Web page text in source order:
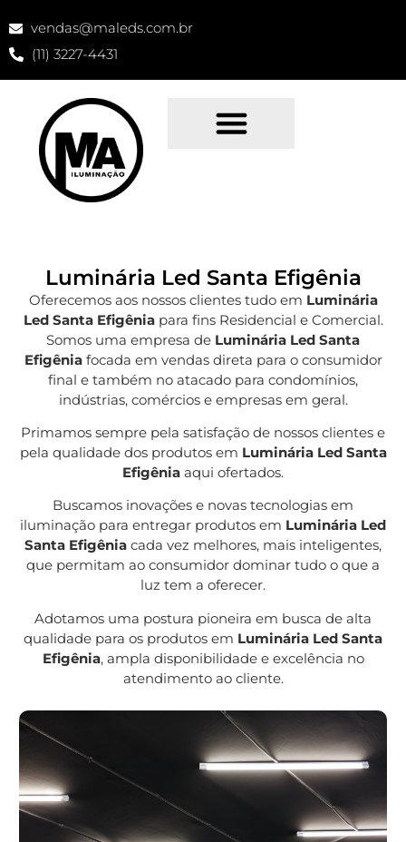
vendas@maleds.com.br
(11) 3227-4431
Luminária Led Santa Efigênia
Oferecemos aos nossos clientes tudo em Luminária
Led Santa Efigêniapara fins Residencial e Comercial.
Somos uma empresa de Luminária Led Santa
Efigêniafocada em vendas direta para o consumidor
final e também no atacado para condomínios,
indústrias, comércios e empresas em geral.
Primamos sempre pela satisfação de nossos clientes e
pela qualidade dos produtos em Luminária Led Santa
Efigênia aqui ofertados.
Buscamos inovações e novas tecnologias em
iluminação para entregar produtos em Luminária Led
Santa Efigênia cada vez melhores, mais inteligentes,
que permitam ao consumidor dominar tudo o que a
luz tem a oferecer.
Adotamos uma postura pioneira em busca de alta
qualidade para os produtos em Luminária Led Santa
Efigênia, ampla disponibilidade e excelência no
atendimento ao cliente.